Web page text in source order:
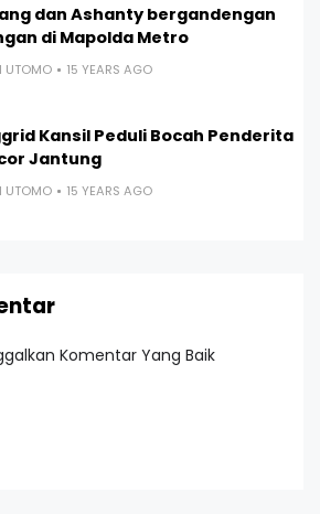
dan Ashanty bergandengan
di Mapolda Metro
UTOMO 15 YEARS AGO
Kansil Peduli Bocah Penderita
Jantung
UTOMO 15 YEARS AGO
Komentar Yang Baik